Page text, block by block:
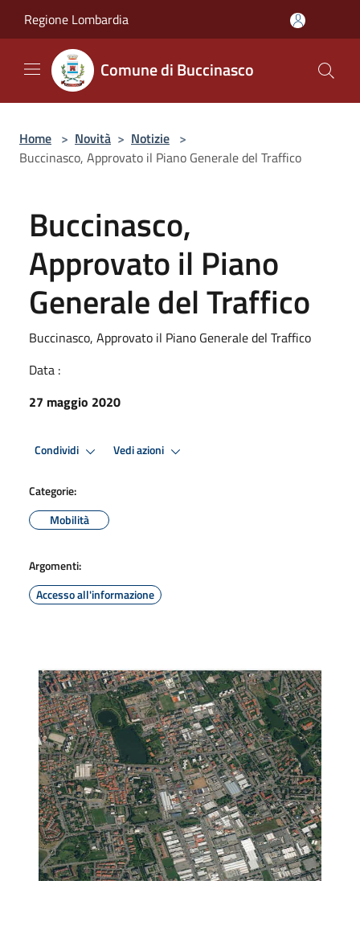
Regione Lombardia
Comune di Buccinasco
Home > Novità > Notizie >
Buccinasco, Approvato il Piano Generale del Traffico
Buccinasco,
Approvato il Piano
Generale del Traffico
Buccinasco, Approvato il Piano Generale del Traffico
Data :
27 maggio 2020
Condividi Vedi azioni
Categorie:
Mobilità
Argomenti:
Accesso all'informazione